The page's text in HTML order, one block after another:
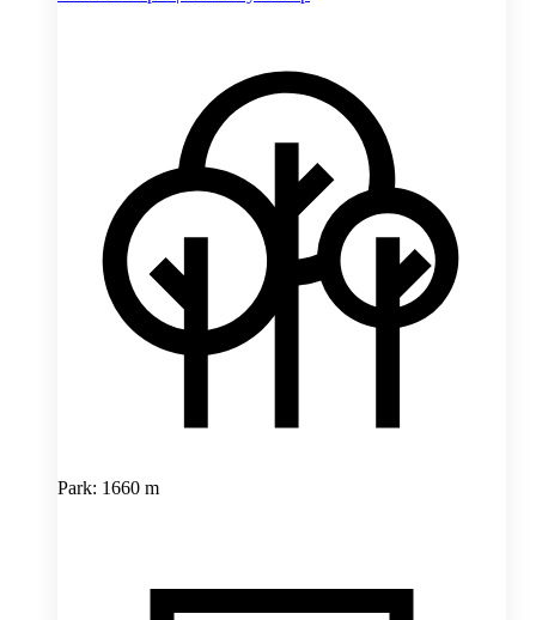
Park: 1660 m